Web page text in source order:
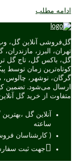
ادامه مطلب
گل‌فروشی آنلاین گل،
تهران، البرز،
گل، باکس گل، تاج گل
کوتاه‌ترین زمان توسط
گرگان، نوشهر، چالوس،
ارسال می‌شود. تضمین
متفاوت از خرید گل
ساعته
( کارشناسان فروش ) 09386186717
جهت ثبت سفارش : کل